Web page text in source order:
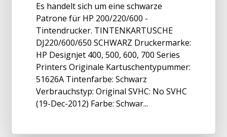
Es handelt sich um eine schwarze
Patrone für HP 200/220/600 -
Tintendrucker. TINTENKARTUSCHE
DJ220/600/650 SCHWARZ Druckermarke:
HP Designjet 400, 500, 600, 700 Series
Printers Originale Kartuschentypummer:
51626A Tintenfarbe: Schwarz
Verbrauchstyp: Original SVHC: No SVHC
(19-Dec-2012) Farbe: Schwar...